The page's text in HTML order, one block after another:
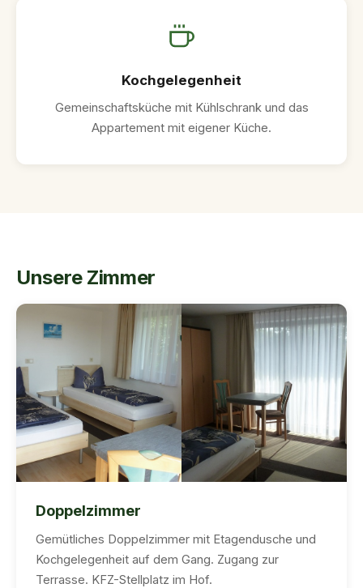
Kochgelegenheit
Gemeinschaftsküche mit Kühlschrank und das
Appartement mit eigener Küche.
Unsere Zimmer
Doppelzimmer
Gemütliches Doppelzimmer mit Etagendusche und
Kochgelegenheit auf dem Gang. Zugang zur
Terrasse. KFZ-Stellplatz im Hof.